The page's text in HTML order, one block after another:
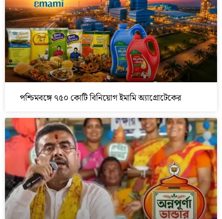
পশ্চিমবঙ্গে ৭৫০ কোটি বিনিয়োগ ইমামি অ্যাগ্রোটেকের